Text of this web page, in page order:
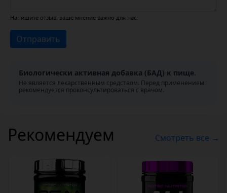
Напишите отзыв, ваше мнение важно для нас.
Отправить
Биологически активная добавка (БАД) к пище.
Не является лекарственным средством. Перед применением
рекомендуется проконсультироваться с врачом.
Рекомендуем Смотреть все →